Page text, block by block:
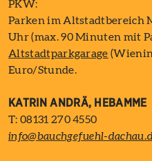
PKW:
Parken im Altstadtbereich
Uhr (max. 90 Minuten mit
Altstadtparkgarage
Euro/Stunde.
KATRIN ANDRÄ, HEBAMME
T: 08131 270 4550
info@bauchgefuehl-